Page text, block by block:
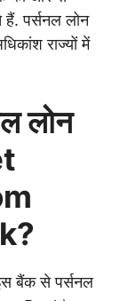
हैं. पर्सनल लोन
राज्यों में
लोन
बैंक से पर्सनल